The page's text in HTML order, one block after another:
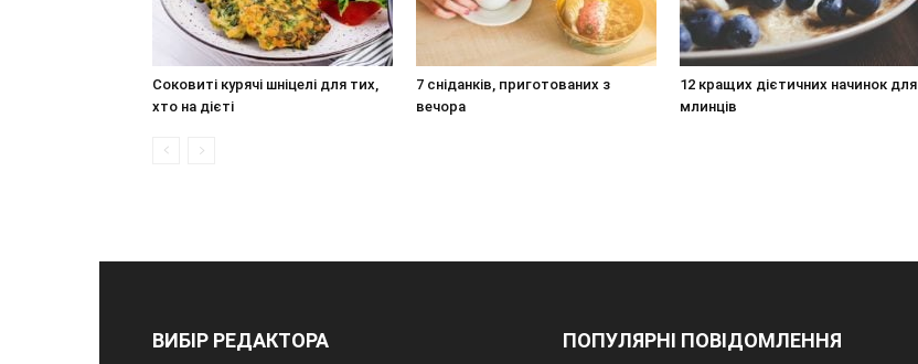
Соковиті курячі шніцелі для тих,
хто на дієті
7 сніданків, приготованих з
вечора
12 кращих дієтичних начинок для
млинців
ВИБІР РЕДАКТОРА ПОПУЛЯРНІ ПОВІДОМЛЕННЯ